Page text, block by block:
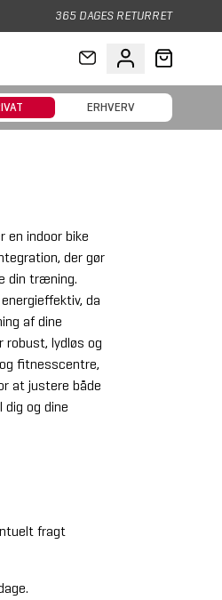
365 DAGES RETURRET
ERHVERV
en indoor bike
der gør
din træning.
da
af dine
robust, lydløs og
fitnesscentre,
at justere både
og dine
fragt